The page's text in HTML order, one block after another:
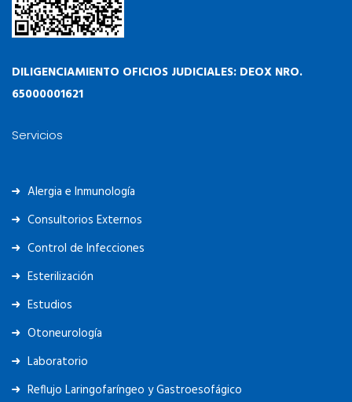
DILIGENCIAMIENTO OFICIOS JUDICIALES: DEOX NRO.
65000001621
Servicios
Alergia e Inmunología
Consultorios Externos
Control de Infecciones
Esterilización
Estudios
Otoneurología
Laboratorio
Reflujo Laringofaríngeo y Gastroesofágico